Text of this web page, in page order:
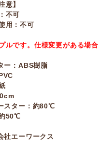
意】
不可
用：不可
ルです。仕様変更がある場合
ー：ABS樹脂
スター：約80℃
50℃
社エーワークス